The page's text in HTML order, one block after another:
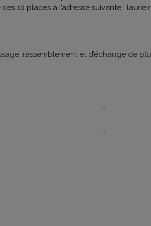
10 places à l’adresse suivante :
rassemblement et d’échange de